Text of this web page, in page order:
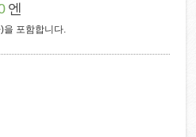
엔
을 포함합니다.